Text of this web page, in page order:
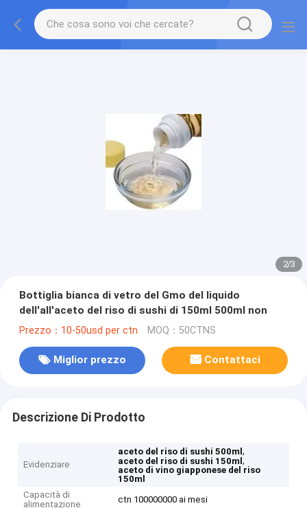
2/3
Bottiglia bianca di vetro del Gmo del liquido
dell'all'aceto del riso di sushi di 150ml 500ml non
Prezzo：10-50usd per ctn MOQ：50CTNS
Miglior prezzo Contattaci
Descrizione Di Prodotto
Evidenziare
aceto del riso di sushi 500ml,
aceto del riso di sushi 150ml,
aceto di vino giapponese del riso
150ml
Capacità di
alimentazione
ctn 100000000 ai mesi